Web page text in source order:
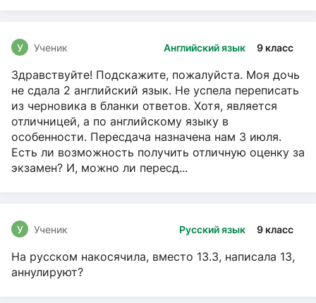
Английский язык 9 класс
У Ученик
Здравствуйте! Подскажите, пожалуйста. Моя дочь
не сдала 2 английский язык. Не успела переписать
из черновика в бланки ответов. Хотя, является
отличницей, а по английскому языку в
особенности. Пересдача назначена нам 3 июля.
Есть ли возможность получить отличную оценку за
экзамен? И, можно ли пересд...
Русский язык 9 класс
У Ученик
На русском накосячила, вместо 13.3, написала 13,
аннулируют?